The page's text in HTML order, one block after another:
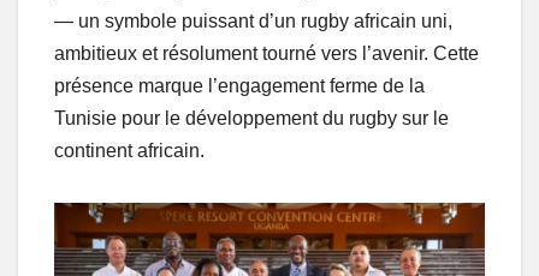
— un symbole puissant d’un rugby africain uni,
ambitieux et résolument tourné vers l’avenir. Cette
présence marque l’engagement ferme de la
Tunisie pour le développement du rugby sur le
continent africain.